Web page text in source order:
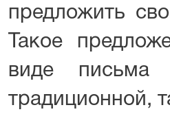
предложить
Такое
виде письма
традиционной,